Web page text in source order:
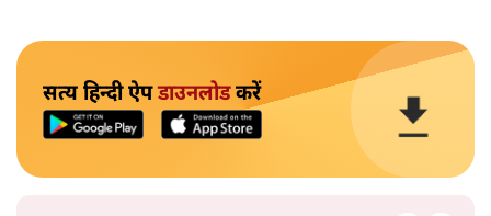
सत्य हिन्दी ऐपडाउनलोडकरें